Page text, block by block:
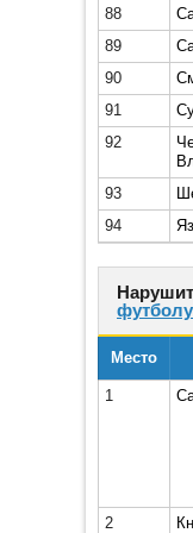
88
89
90
91
92
93
94
футболу
Место
1
2